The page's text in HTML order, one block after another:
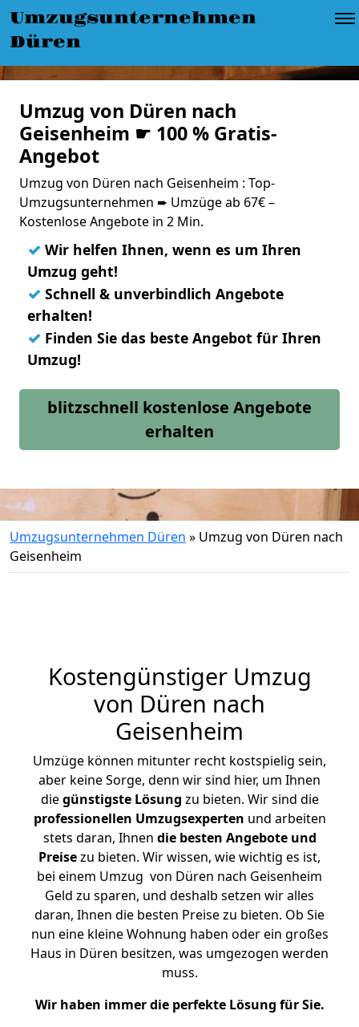
Umzugsunternehmen
Düren
Umzug von Düren nach
Geisenheim ☛ 100 % Gratis-
Angebot
Umzug von Düren nach Geisenheim : Top-
Umzugsunternehmen ➨ Umzüge ab 67€ –
Kostenlose Angebote in 2 Min.
✓ Wir helfen Ihnen, wenn es um Ihren
Umzug geht!
✓ Schnell & unverbindlich Angebote
erhalten!
✓ Finden Sie das beste Angebot für Ihren
Umzug!
blitzschnell kostenlose Angebote
erhalten
Umzugsunternehmen Düren » Umzug von Düren nach
Geisenheim
Kostengünstiger Umzug
von Düren nach
Geisenheim
Umzüge können mitunter recht kostspielig sein,
aber keine Sorge, denn wir sind hier, um Ihnen
diegünstigste Lösung zu bieten. Wir sind die
professionellen Umzugsexperten und arbeiten
stets daran, Ihnen die besten Angebote und
Preisezu bieten. Wir wissen, wie wichtig es ist,
bei einem Umzug von Düren nach Geisenheim
Geld zu sparen, und deshalb setzen wir alles
daran, Ihnen die besten Preise zu bieten. Ob Sie
nun eine kleine Wohnung haben oder ein großes
Haus in Düren besitzen, was umgezogen werden
muss.
Wir haben immer die perfekte Lösung für Sie.